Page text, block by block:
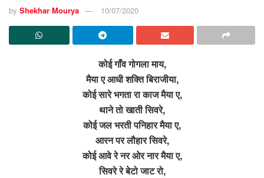
by Shekhar Mourya 10/07/2020
कोई गाँव गोगला माय,
मैया ए आधी शक्ति बिराजीया,
कोई सारे भगता रा काज मैया ए,
थाने तो खाती सिवरे,
कोई जल भरती पनिहार मैया ए,
आरन पर लौहार सिवरे,
कोई आवे रे नर ओर नार मैया ए,
सिवरे रे बेटो जाट रो,